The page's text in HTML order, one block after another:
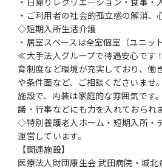
・ご利用者の社会的孤立感の解消、
◇短期入所生活介護
・居室スペースは全室個室（ユニッ
≪大手法人グループで待遇安心です
育制度など環境が充実しており、
や条件面など、ご相談くださいませ
施設で、内装は家庭的な雰囲気です
議・行事などにも力を入れておられ
◇特別養護老人ホーム・短期入所・
運営しています。
【関連施設】
医療法人財団康生会 武田病院・城